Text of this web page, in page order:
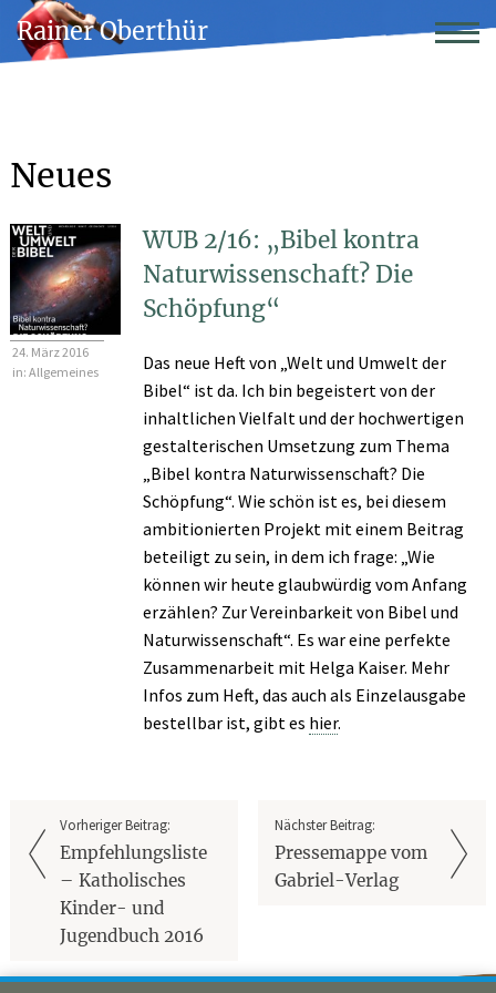
Rainer Oberthür
Neues
24. März 2016
in: Allgemeines
WUB 2/16: „Bibel kontra
Naturwissenschaft? Die
Schöpfung“
Das neue Heft von „Welt und Umwelt der
Bibel“ ist da. Ich bin begeistert von der
inhaltlichen Vielfalt und der hochwertigen
gestalterischen Umsetzung zum Thema
„Bibel kontra Naturwissenschaft? Die
Schöpfung“. Wie schön ist es, bei diesem
ambitionierten Projekt mit einem Beitrag
beteiligt zu sein, in dem ich frage: „Wie
können wir heute glaubwürdig vom Anfang
erzählen? Zur Vereinbarkeit von Bibel und
Naturwissenschaft“. Es war eine perfekte
Zusammenarbeit mit Helga Kaiser. Mehr
Infos zum Heft, das auch als Einzelausgabe
bestellbar ist, gibt es hier.
Vorheriger Beitrag:
Empfehlungsliste
– Katholisches
Kinder- und
Jugendbuch 2016
Nächster Beitrag:
Pressemappe vom
Gabriel-Verlag